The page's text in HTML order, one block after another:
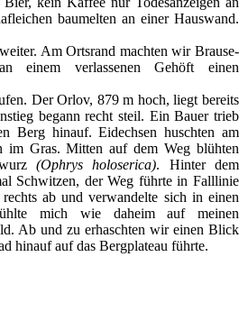
baumelten an einer Hauswand.
Am Ortsrand machten wir Brause-
einem verlassenen Gehöft einen
Der Orlov, 879 m hoch, liegt bereits
begann recht steil. Ein Bauer trieb
Berg hinauf. Eidechsen huschten am
im Gras. Mitten auf dem Weg blühten
(Ophrys holoserica). Hinter dem
Schwitzen, der Weg führte in Falllinie
ab und verwandelte sich in einen
mich wie daheim auf meinen
Ab und zu erhaschten wir einen Blick
hinauf auf das Bergplateau führte.